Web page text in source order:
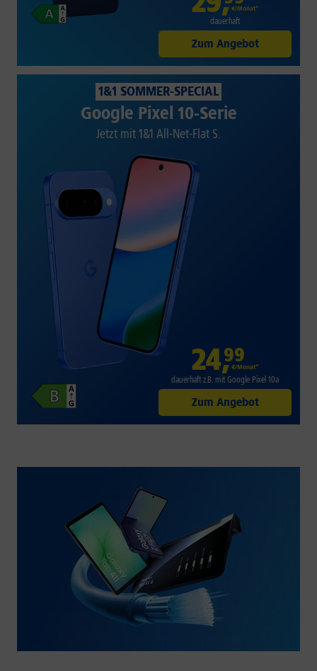
€/Monat*
dauerhaft
Zum Angebot
1&1 SOMMER-SPECIAL
Google Pixel 10-Serie
Jetzt mit 1&1 All-Net-Flat S.
24,99
€/Monat*
dauerhaft z.B. mit Google Pixel 10a
Zum Angebot